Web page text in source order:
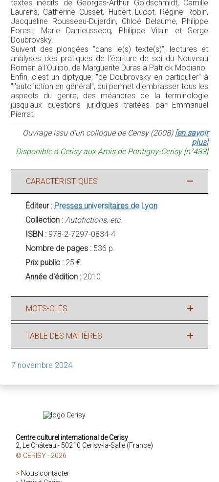
textes inédits de Georges-Arthur Goldschmidt, Camille
Laurens, Catherine Cusset, Hubert Lucot, Régine Robin,
Jacqueline Rousseau-Dujardin, Chloé Delaume, Philippe
Forest, Marie Darrieussecq, Philippe Vilain et Serge
Doubrovsky.
Suivent des plongées "dans le(s) texte(s)", lectures et
analyses des pratiques de l'écriture de soi du Nouveau
Roman à l'Oulipo, de Marguerite Duras à Patrick Modiano.
Enfin, c'est un diptyque, "de Doubrovsky en particulier" à
"l'autofiction en général", qui permet d'embrasser tous les
aspects du genre, des méandres de la terminologie
jusqu'aux questions juridiques traitées par Emmanuel
Pierrat.
Ouvrage issu d'un colloque de Cerisy (2008) [en savoir
plus]
Disponible à Cerisy aux Amis de Pontigny-Cerisy [n°433]
CARACTÉRISTIQUES
Éditeur : Presses universitaires de Lyon
Collection : Autofictions, etc.
ISBN : 978-2-7297-0834-4
Nombre de pages : 536 p.
Prix public : 25 €
Année d'édition : 2010
MOTS-CLÉS
TABLE DES MATIÈRES
7 novembre 2024
Centre culturel international de Cerisy
2, Le Château - 50210 Cerisy-la-Salle (France)
© CERISY - 2026
> Nous contacter